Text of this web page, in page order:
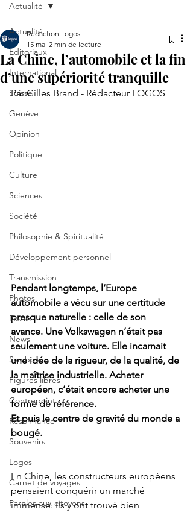
Actualité
Editoriaux
International
Suisse
Genève
Opinion
Politique
Culture
Sciences
Société
Philosophie & Spiritualité
Développement personnel
Transmission
Photos
Essais
News
Symbole
Figures libres
Contrepoint
Résonnance
Souvenirs
Logos
Carnet de voyages
Paroles aux citoyens
Actualité
La Chine, l’automobile et la fin
d’une supériorité tranquille
Rédaction Logos
15 mai 2 min de lecture
Par Gilles Brand - Rédacteur LOGOS
Pendant longtemps, l’Europe
automobile a vécu sur une certitude
presque naturelle : celle de son
avance. Une Volkswagen n’était pas
seulement une voiture. Elle incarnait
une idée de la rigueur, de la qualité, de
la maîtrise industrielle. Acheter
européen, c’était encore acheter une
forme de référence.
Et puis le centre de gravité du monde a
bougé.
En Chine, les constructeurs européens
pensaient conquérir un marché
immense. Ils y ont trouvé bien